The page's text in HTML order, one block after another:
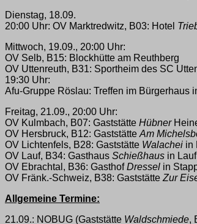
Dienstag, 18.09.
20:00 Uhr: OV Marktredwitz, B03: Hotel
Mittwoch, 19.09., 20:00 Uhr:
OV Selb, B15: Blockhütte am Reuthberg
OV Uttenreuth, B31: Sportheim des SC
19:30 Uhr:
Afu-Gruppe Röslau: Treffen im Bürgerhaus
Freitag, 21.09., 20:00 Uhr:
OV Kulmbach, B07: Gaststätte Hübner
OV Hersbruck, B12: Gaststätte Am
OV Lichtenfels, B28: Gaststätte Walachei in
OV Lauf, B34: Gasthaus Schießhaus in
OV Ebrachtal, B36: GasthofDressel in
OV Fränk.-Schweiz, B38: Gaststätte Zur
Allgemeine Termine:
21.09.: NOBUG (Gaststätte Waldschmiede,